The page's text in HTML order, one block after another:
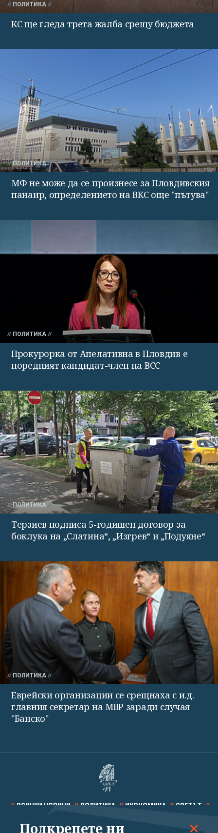
ПОЛИТИКА
КС ще гледа трета жалба срещу бюджета
ПОЛИТИКА
МФ не може да се произнесе за Пловдивския
панаир, определението на ВКС още "пътува"
ПОЛИТИКА
Прокурорка от Апелативна в Пловдив е
поредният кандидат-член на ВСС
ПОЛИТИКА
Терзиев подписа 5-годишен договор за
боклука на „Слатина“, „Изгрев“ и „Подуяне“
ПОЛИТИКА
Еврейски организации се срещнаха с и.д.
главния секретар на МВР заради случая
"Банско"
ВСИЧКИ НОВИНИ ПОЛИТИКА ИКОНОМИКА СВЕТЪТ
СПОРТ КУЛТУРА ТЕХНОЛОГИИ КАЛЕЙДОСКОП
Подкрепете ни